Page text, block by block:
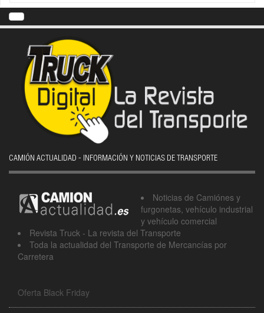
CAMIÓN ACTUALIDAD - INFORMACIÓN Y NOTICIAS DE TRANSPORTE
Noticias de Camiónes y
furgonetas, vehículo industrial
y vehículo comercial
Revista Truck - La revista del Transporte
Toda la actualidad del Transporte de Mercancías por
Carretera
Oferta Black Friday